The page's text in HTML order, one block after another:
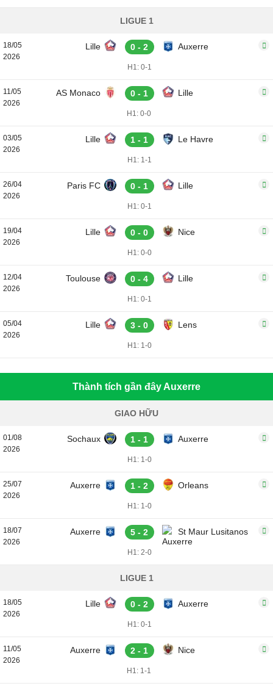
LIGUE 1
18/05
2026
Lille 0 - 2 Auxerre
H1: 0-1
11/05
2026
AS Monaco 0 - 1 Lille
H1: 0-0
03/05
2026
Lille 1 - 1 Le Havre
H1: 1-1
26/04
2026
Paris FC 0 - 1 Lille
H1: 0-1
19/04
2026
Lille 0 - 0 Nice
H1: 0-0
12/04
2026
Toulouse 0 - 4 Lille
H1: 0-1
05/04
2026
Lille 3 - 0 Lens
H1: 1-0
Thành tích gần đây Auxerre
GIAO HỮU
01/08
2026
Sochaux 1 - 1 Auxerre
H1: 1-0
25/07
2026
Auxerre 1 - 2 Orleans
H1: 1-0
18/07
2026
Auxerre 5 - 2 St Maur Lusitanos
H1: 2-0
LIGUE 1
18/05
2026
Lille 0 - 2 Auxerre
H1: 0-1
11/05
2026
Auxerre 2 - 1 Nice
H1: 1-1